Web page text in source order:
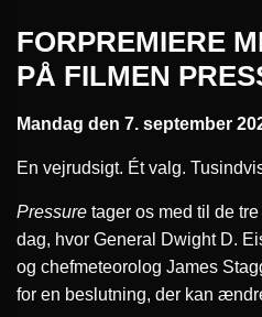
FORPREMIERE
PÅ FILMEN
Mandag den 7. september
En vejrudsigt. Ét valg.
Pressure tager os med til de
dag, hvor General Dwight D.
og chefmeteorolog James
for en beslutning, der kan